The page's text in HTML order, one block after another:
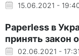
15.06.2021 -
Рaperless в
принять закон
02.06.2021 -